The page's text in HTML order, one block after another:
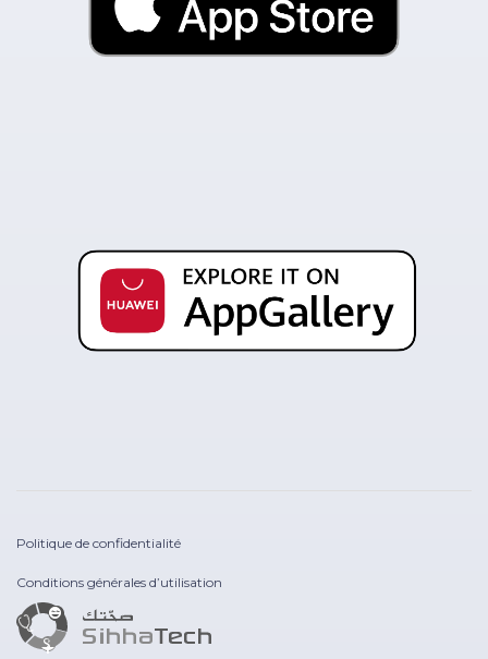
Politique de confidentialité
Conditions générales d’utilisation